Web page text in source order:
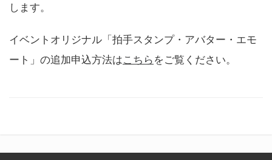
します。
イベントオリジナル「拍手スタンプ・アバター・エモ
ート」の追加申込方法はこちら をご覧ください。